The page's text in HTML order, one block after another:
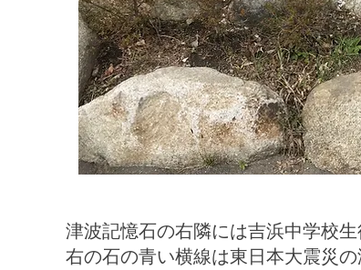
津波記憶石の右隣には吉浜中学校
右の石の青い横線は東日本大震災